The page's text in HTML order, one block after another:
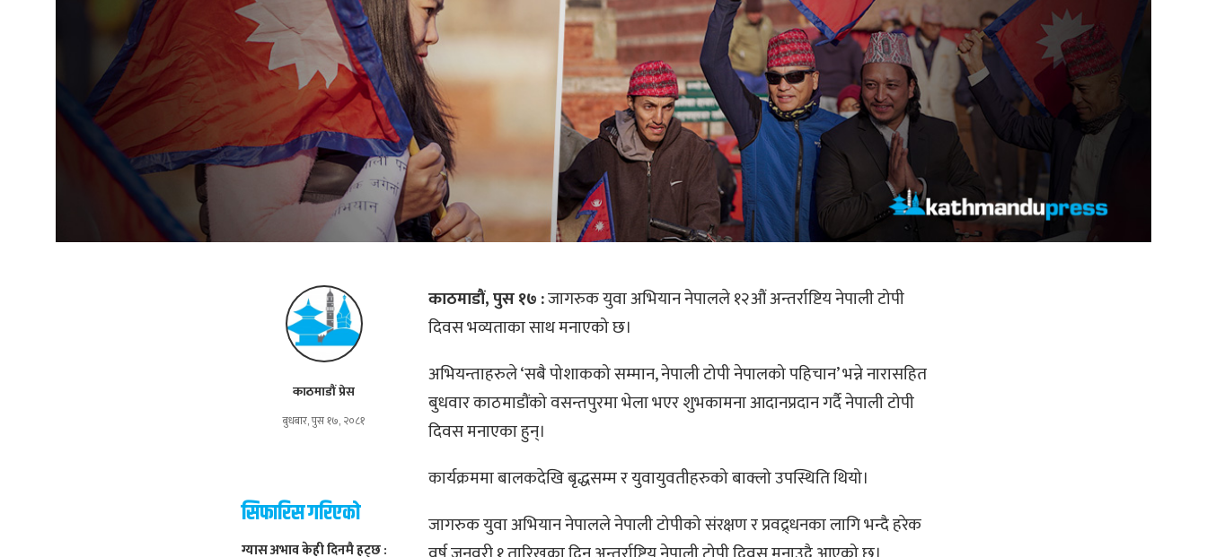
काठमाडौं प्रेस
बुधबार, पुस १७, २०८१
सिफारिस गरिएको
ग्यास अभाव केही दिनमै हट्छ :
काठमाडौं, पुस १७ :जागरुक युवा अभियान नेपालले १२औं अन्तर्राष्टिय नेपाली टोपी
दिवस भव्यताका साथ मनाएको छ।
अभियन्ताहरुले ‘सबै पोशाकको सम्मान, नेपाली टोपी नेपालको पहिचान’ भन्ने नारासहित
बुधवार काठमाडौंको वसन्तपुरमा भेला भएर शुभकामना आदानप्रदान गर्दै नेपाली टोपी
दिवस मनाएका हुन्।
कार्यक्रममा बालकदेखि बृद्धसम्म र युवायुवतीहरुको बाक्लो उपस्थिति थियो।
जागरुक युवा अभियान नेपालले नेपाली टोपीको संरक्षण र प्रवद्र्धनका लागि भन्दै हरेक